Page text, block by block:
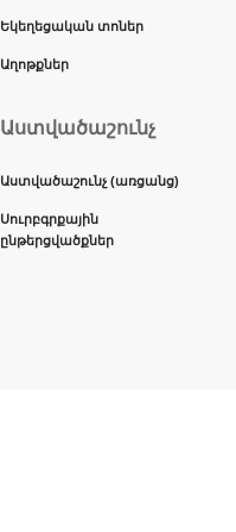
Եկեղեցական տոներ
Աղոթքներ
Աստվածաշունչ
Աստվածաշունչ (առցանց)
Սուրբգրքային
ընթերցվածքներ